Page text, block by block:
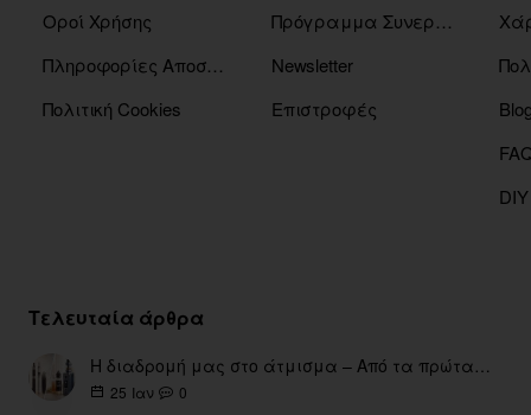
Οροί Χρήσης
Πληροφορίες Αποστόλης
Πολιτική Cookies
Πρόγραμμα Συνεργατών
Newsletter
Επιστροφές
Τελευταία άρθρα
Η διαδρομή μας στο άτμισμα – Από τα πρώτα eGo έως τη σύγχρονη εποχή
25 Ιαν 0